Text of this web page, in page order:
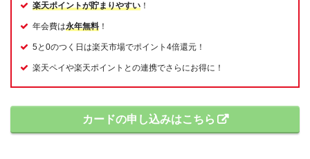
楽天ポイントが貯まりやすい ！
年会費は永年無料 ！
5と0のつく日は楽天市場でポイント4倍還元！
楽天ペイや楽天ポイントとの連携でさらにお得に！
カードの申し込みはこちら